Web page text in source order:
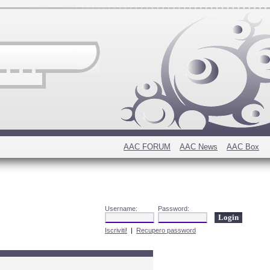
AAC FORUM AAC News AAC Box
Username: Password:
Iscriviti! | Recupero password